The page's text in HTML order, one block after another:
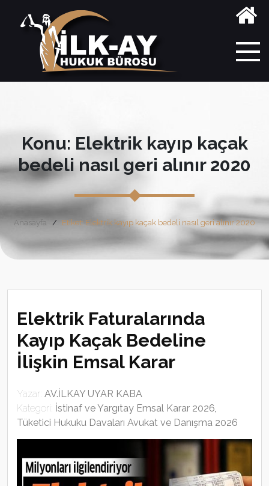
Konu: Elektrik kayıp kaçak
bedeli nasıl geri alınır 2020
Anasayfa Etiket: Elektrik kayıp kaçak bedeli nasıl geri alınır 2020
Elektrik Faturalarında
Kayıp Kaçak Bedeline
İlişkin Emsal Karar
Yazar: AV.İLKAY UYAR KABA
Kategori: İstinaf ve Yargıtay Emsal Karar 2026,
Tüketici Hukuku Davaları Avukat ve Danışma 2026